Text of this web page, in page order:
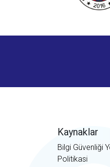
Kaynaklar
Bilgi Güvenliği
Politikasi
Mayasoft